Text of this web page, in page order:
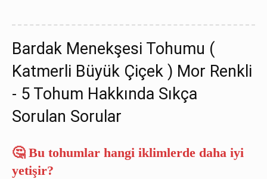
Bardak Menekşesi Tohumu (
Katmerli Büyük Çiçek ) Mor Renkli
- 5 Tohum Hakkında Sıkça
Sorulan Sorular
🤔 Bu tohumlar hangi iklimlerde daha iyi
yetişir?